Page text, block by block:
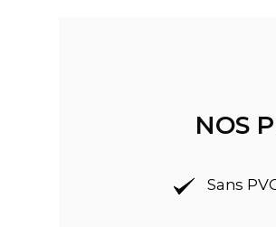
NOS
Sans